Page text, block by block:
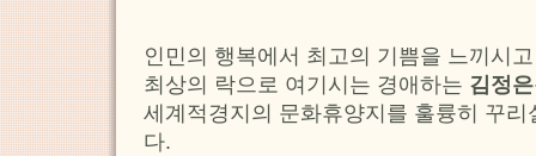
인민의 행복에서 최고의 기쁨을 느끼시
최상의 락으로 여기시는 경애하는 김정은
세계적경지의 문화휴양지를 훌륭히 꾸
다.